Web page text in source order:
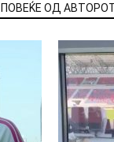
ПОВЕЌЕ ОД